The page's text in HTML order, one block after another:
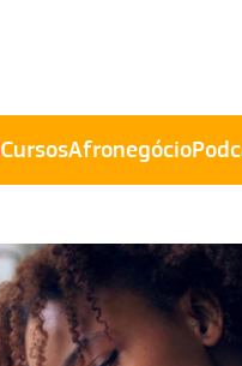
CursosAfronegócio